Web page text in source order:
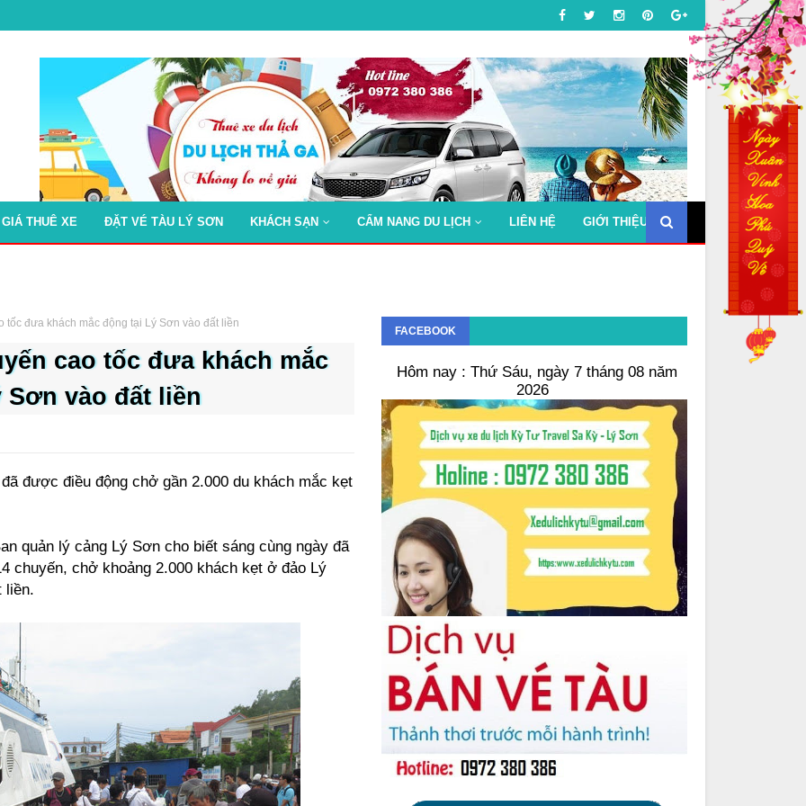
THUÊ XE ĐẶT VÉ TÀU LÝ SƠN KHÁCH SẠN CẨM NANG DU LỊCH LIÊN HỆ GIỚI THIỆU
đưa khách mắc động tại Lý Sơn vào đất liền
cao tốc đưa khách mắc
Sơn vào đất liền
được điều động chở gần 2.000 du khách mắc kẹt
quản lý cảng Lý Sơn cho biết sáng cùng ngày đã
chuyến, chở khoảng 2.000 khách kẹt ở đảo Lý
liền.
FACEBOOK
Hôm nay : Thứ Sáu, ngày 7 tháng 08 năm
2026